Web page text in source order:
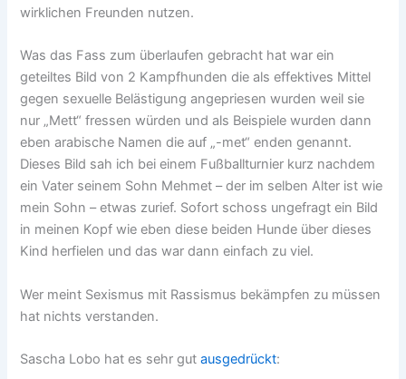
wirklichen Freunden nutzen.
Was das Fass zum überlaufen gebracht hat war ein
geteiltes Bild von 2 Kampfhunden die als effektives Mittel
gegen sexuelle Belästigung angepriesen wurden weil sie
nur „Mett“ fressen würden und als Beispiele wurden dann
eben arabische Namen die auf „-met“ enden genannt.
Dieses Bild sah ich bei einem Fußballturnier kurz nachdem
ein Vater seinem Sohn Mehmet – der im selben Alter ist wie
mein Sohn – etwas zurief. Sofort schoss ungefragt ein Bild
in meinen Kopf wie eben diese beiden Hunde über dieses
Kind herfielen und das war dann einfach zu viel.
Wer meint Sexismus mit Rassismus bekämpfen zu müssen
hat nichts verstanden.
Sascha Lobo hat es sehr gutausgedrückt: